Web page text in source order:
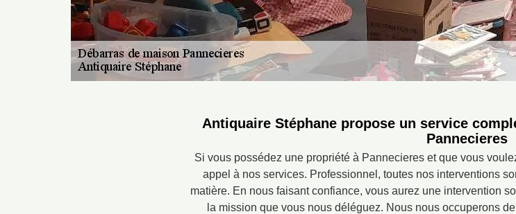
Antiquaire Stéphane propose un service
Pannecieres
Si vous possédez une propriété à Pannecieres et que vous
appel à nos services. Professionnel, toutes nos interventions
matière. En nous faisant confiance, vous aurez une intervention
la mission que vous nous déléguez. Nous nous occuperons